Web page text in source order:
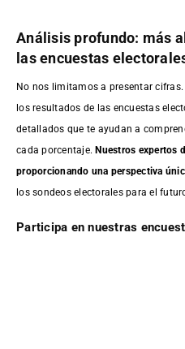
Análisis profundo: más
las encuestas
No nos limitamos a presentar
los resultados de las encuestas
detallados que te ayudan a
cada porcentaje. Nuestros expertos
proporcionando una perspectiva
los sondeos electorales para el
Participa en nuestras